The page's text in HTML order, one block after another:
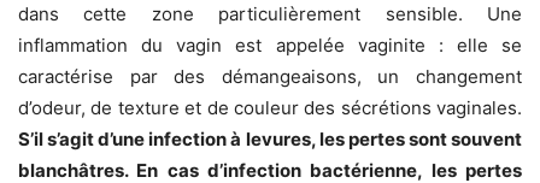
dans cette zone particulièrement sensible. Une
inflammation du vagin est appelée vaginite : elle se
caractérise par des démangeaisons, un changement
d’odeur, de texture et de couleur des sécrétions vaginales.
S’il s’agit d’une infection à levures, les pertes sont souvent
blanchâtres. En cas d’infection bactérienne, les pertes